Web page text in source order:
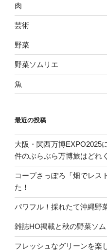
肉
芸術
野菜
野菜ソムリエ
魚
最近の投稿
大阪・関西万博EXPO2025
件のぶらぶら万博旅はどれ
コープさっぽろ「畑でレス
た！
パワフル！採れたて沖縄野
雑誌HO掲載と秋の野菜ソ
フレッシュなグリーンを楽